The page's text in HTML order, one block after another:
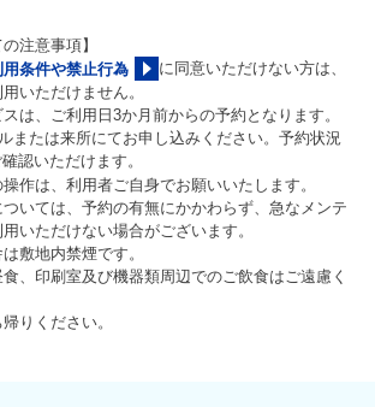
注意事項】
用条件や禁止行為
に同意いただけない方は、
いただけません。
は、ご利用日3か月前からの予約となります。
または来所にてお申し込みください。予約状況
認いただけます。
作は、利用者ご自身でお願いいたします。
ついては、予約の有無にかかわらず、急なメンテ
いただけない場合がございます。
敷地内禁煙です。
食、印刷室及び機器類周辺でのご飲食はご遠慮く
りください。